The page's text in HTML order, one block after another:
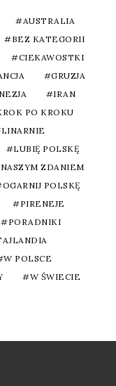
AUSTRALIA
BEZ KATEGORII
CIEKAWOSTKI
GRUZJA
IRAN
PO KROKU
LUBIĘ POLSKĘ
NASZYM ZDANIEM
OGARNIJ POLSKĘ
PIRENEJE
PORADNIKI
W POLSCE
W ŚWIECIE